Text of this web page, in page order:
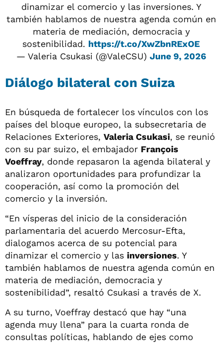
dinamizar el comercio y las inversiones. Y
también hablamos de nuestra agenda común en
materia de mediación, democracia y
sostenibilidad. https://t.co/XwZbnRExOE
— Valeria Csukasi (@ValeCSU) June 9, 2026
Diálogo bilateral con Suiza
En búsqueda de fortalecer los vínculos con los
países del bloque europeo, la subsecretaria de
Relaciones Exteriores, Valeria Csukasi, se reunió
con su par suizo, el embajador François
Voeffray, donde repasaron la agenda bilateral y
analizaron oportunidades para profundizar la
cooperación, así como la promoción del
comercio y la inversión.
“En vísperas del inicio de la consideración
parlamentaria del acuerdo Mercosur-Efta,
dialogamos acerca de su potencial para
dinamizar el comercio y las inversiones. Y
también hablamos de nuestra agenda común en
materia de mediación, democracia y
sostenibilidad”, resaltó Csukasi a través de X.
A su turno, Voeffray destacó que hay “una
agenda muy llena” para la cuarta ronda de
consultas políticas, hablando de ejes como